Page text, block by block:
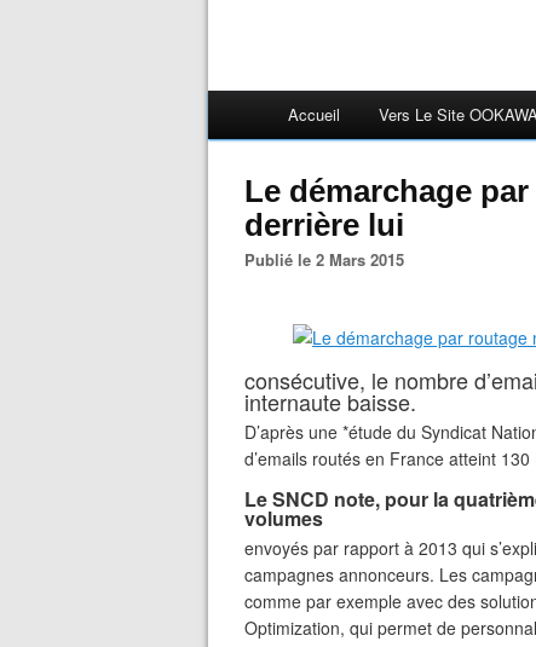
Accueil Vers Le Site
Le démarchage
derrière lui
Publié le 2 Mars 2015
consécutive, le nombre
internaute baisse.
D’après une *étude du Syndicat
d’emails routés en France atteint
Le SNCD note, pour la
volumes
envoyés par rapport à 2013 qui
campagnes annonceurs. Les
comme par exemple avec des
Optimization, qui permet de